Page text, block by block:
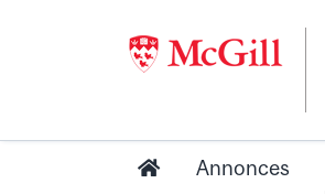
Annonces